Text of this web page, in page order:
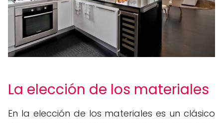
La elección de los materiales
En la elección de los materiales es un clásico